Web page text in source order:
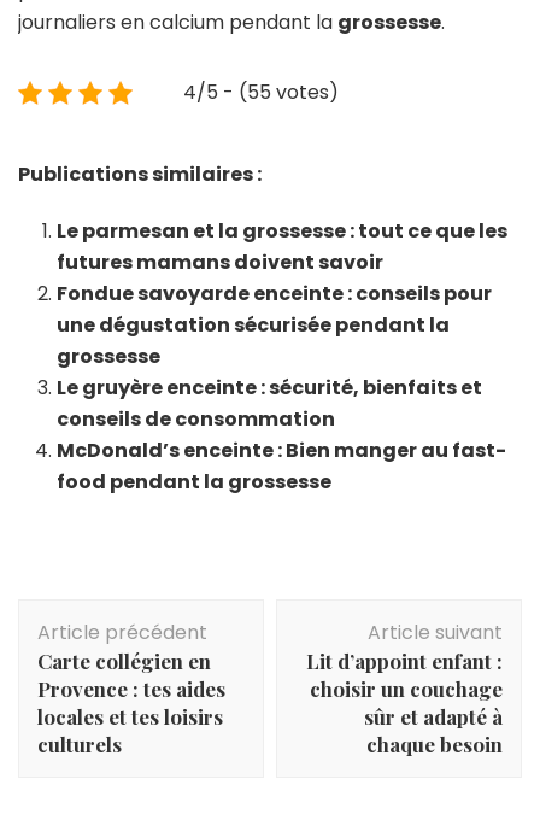
journaliers en calcium pendant la grossesse.
4/5 - (55 votes)
Publications similaires :
Le parmesan et la grossesse : tout ce que les
futures mamans doivent savoir
Fondue savoyarde enceinte : conseils pour
une dégustation sécurisée pendant la
grossesse
Le gruyère enceinte : sécurité, bienfaits et
conseils de consommation
McDonald’s enceinte : Bien manger au fast-
food pendant la grossesse
d'article
Article précédent
Carte collégien en
Provence : tes aides
locales et tes loisirs
culturels
Article suivant
Lit d’appoint enfant :
choisir un couchage
sûr et adapté à
chaque besoin